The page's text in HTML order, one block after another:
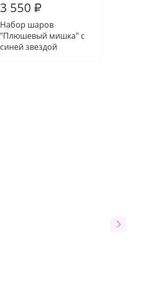
3 550 ₽
Набор шаров
"Плюшевый мишка" с
синей звездой